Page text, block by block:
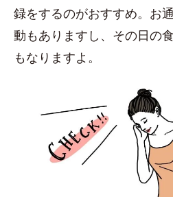
録をするのがおすすめ。お
動もありますし、その日の
もなりますよ。